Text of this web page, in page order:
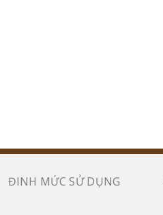
ĐINH MỨC SỬ DỤNG